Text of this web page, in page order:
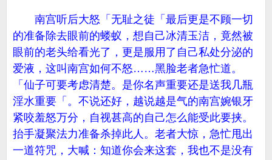
南宫听后大怒「无耻之徒「最后更是不顾一切
的准备除去眼前的蝼蚁，想自己冰清玉洁，竟然被
眼前的老头给看光了，更是服用了自己私处分泌的
爱液，这叫南宫如何不怒……黑脸老者急忙道。
「仙子可要考虑清楚。是你名声重要还是送我几瓶
淫水重要「。不说还好，越说越是气的南宫婉银牙
紧咬羞怒万分，自视甚高的自己怎么能受此要挟。
抬手凝聚法力准备杀掉此人。老者大惊，急忙甩出
一道符咒，大喊：知道你会来这套，我也不是没有